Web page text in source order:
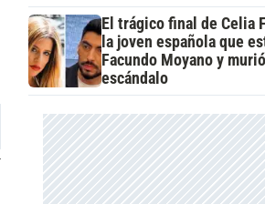
El trágico final de Celia
la joven española que
Facundo Moyano y
escándalo